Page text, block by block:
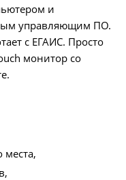
и
управляющим ПО.
с ЕГАИС. Просто
монитор со
места,